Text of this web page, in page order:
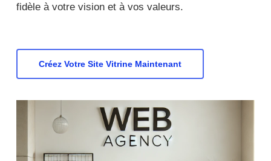
fidèle à votre vision et à vos valeurs.
Créez Votre Site Vitrine Maintenant